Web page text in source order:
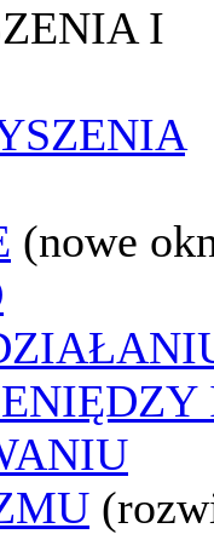
I
(nowe